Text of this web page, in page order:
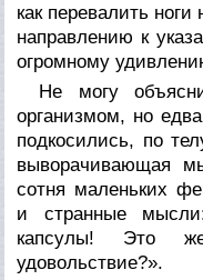
как перевалить
направлению к
огромному
Не могу
организмом, но
подкосились, по
выворачивающая
сотня маленьких
и странные
капсулы! Это
удовольствие?».